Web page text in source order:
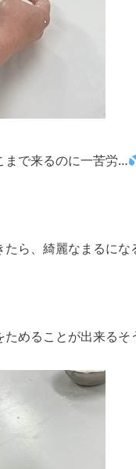
で来るのに一苦労…
ら、綺麗なまるにな
めることが出来るそ